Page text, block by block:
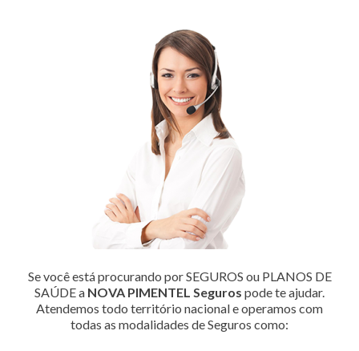
Se você está procurando por SEGUROS ou PLANOS DE
SAÚDE a NOVA PIMENTEL Seguros pode te ajudar.
Atendemos todo território nacional e operamos com
todas as modalidades de Seguros como: